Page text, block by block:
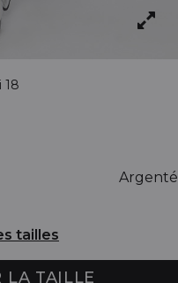
18
Argenté
tailles
LA TAILLE